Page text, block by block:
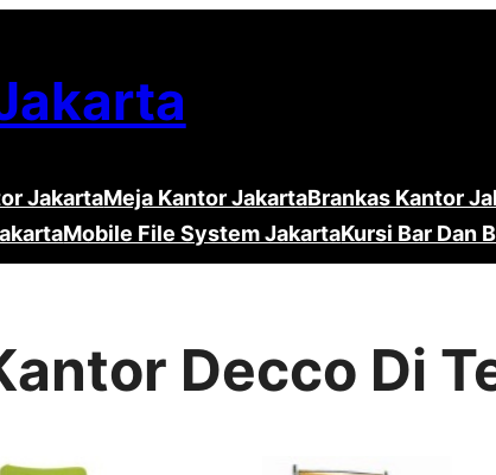
JakartaMeja Kantor JakartaBrankas Kantor
Mobile File System JakartaKursi Bar Dan
Decco Di